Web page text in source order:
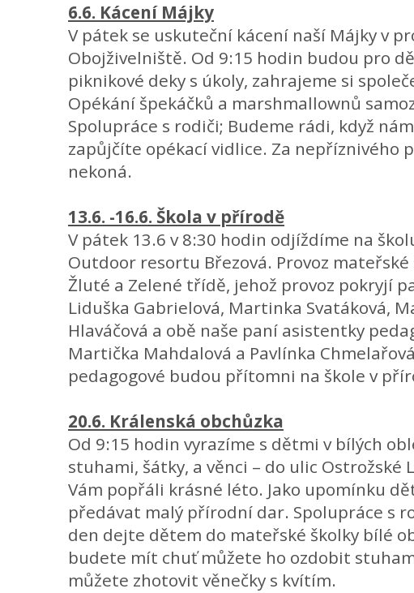
6.6. Kácení Májky
V pátek se uskuteční kácení naší Májky v
Obojživelniště. Od 9:15 hodin budou pro
piknikové deky s úkoly, zahrajeme si
Opékání špekáčků a marshmallownů
Spolupráce s rodiči; Budeme rádi, když
zapůjčíte opékací vidlice. Za nepříznivého
nekoná.
13.6. -16.6. Škola v přírodě
V pátek 13.6 v 8:30 hodin odjíždíme na
Outdoor resortu Březová. Provoz mateřské
Žluté a Zelené třídě, jehož provoz pokryjí
Liduška Gabrielová, Martinka Svatáková,
Hlaváčová a obě naše paní asistentky
Martička Mahdalová a Pavlínka
pedagogové budou přítomni na škole v
20.6. Králenská obchůzka
Od 9:15 hodin vyrazíme s dětmi v bílých
stuhami, šátky, a věnci – do ulic Ostrožské
Vám popřáli krásné léto. Jako upomínku
předávat malý přírodní dar. Spolupráce s
den dejte dětem do mateřské školky bílé
budete mít chuť můžete ho ozdobit
můžete zhotovit věnečky s kvítím.